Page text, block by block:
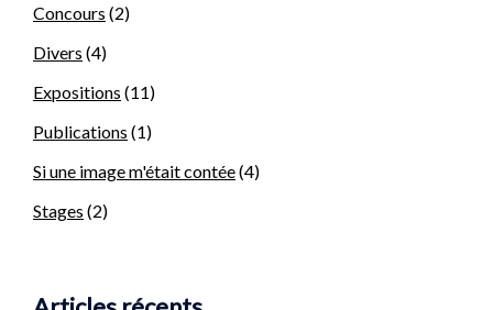
Concours (2)
Divers (4)
Expositions (11)
Publications (1)
Si une image m'était contée(4)
Stages (2)